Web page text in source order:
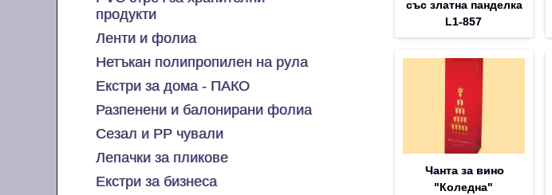
продукти
Ленти и фолиа
Нетъкан полипропилен на рула
Екстри за дома - ПАКО
Разпенени и балонирани фолиа
Сезал и PP чували
Лепачки за пликове
Екстри за бизнеса
със златна панделка
L1-857
Чанта за вино
"Коледна"